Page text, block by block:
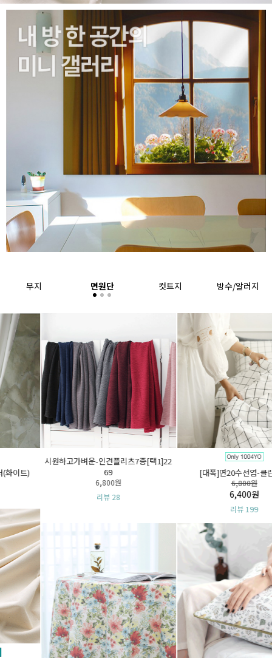
무지 면원단 컷트지 방수/알러지
[대폭]면혼방025-레인(핑크) [DTP]면20수평직036-여우언덕